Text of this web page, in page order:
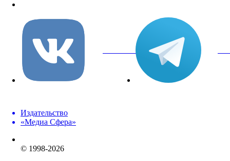
вКонтакте
Издательство
«Медиа Сфера»
© 1998-2026